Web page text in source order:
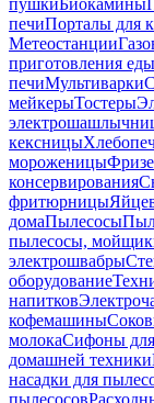
пушкиБиокамины
печиПорталы для
Метеостанции
приготовления еды
печиМультиварки
мейкерыТостеры
кексницы
мороженицы
консервирования
фритюрницы
домаПылесосы
пылесосы,
электрошвабры
оборудование
напитков
кофемашины
молокаСифоны для
домашней техники
насадки для
пылесосов